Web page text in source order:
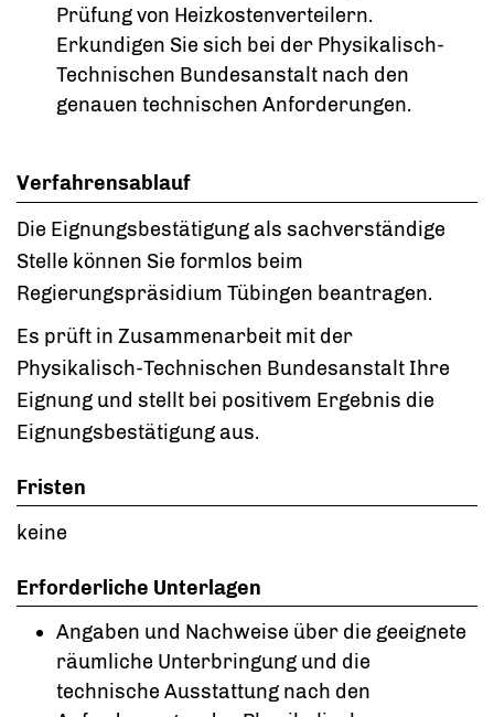
Prüfung von Heizkostenverteilern.
Erkundigen Sie sich bei der Physika lisch-
Technischen Bundesanstalt nach den
genauen technischen Anforderungen.
Verfahrensablauf
Die Eignungsbestätigung als sachverständige
Stelle können Sie formlos beim
Regierungspräsidium Tübingen beantragen.
Es prüft in Zusammenarbeit mit der
Physikalisch-Technischen Bundesanstalt Ihre
Eignung und stellt bei positivem Ergebnis die
Eignungsbestätigung aus.
Fristen
keine
Erforderliche Unterlagen
Angaben und Nachweise über die geeignete
räumliche Unterbringung und die
technische Ausstattung nach den